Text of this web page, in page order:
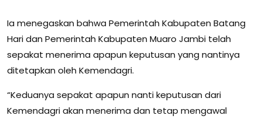
Ia menegaskan bahwa Pemerintah Kabupaten Batang
Hari dan Pemerintah Kabupaten Muaro Jambi telah
sepakat menerima apapun keputusan yang nantinya
ditetapkan oleh Kemendagri.
“Keduanya sepakat apapun nanti keputusan dari
Kemendagri akan menerima dan tetap mengawal